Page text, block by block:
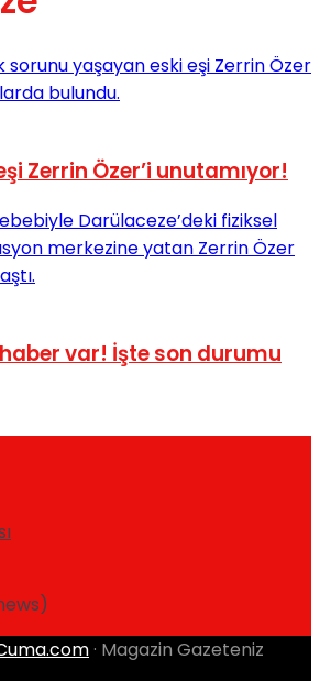
Zerrin Özer’i unutamıyor!
var! İşte son durumu
· Magazin Gazeteniz